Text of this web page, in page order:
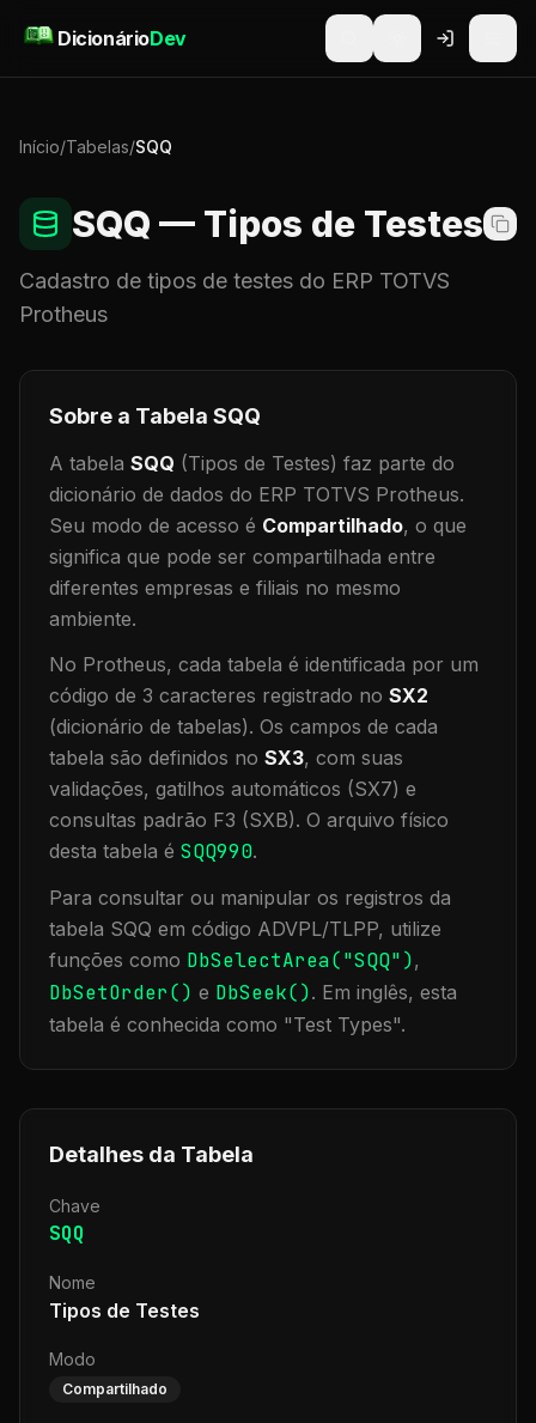
DicionárioDev
Início/Tabelas/SQQ
SQQ — Tipos de Testes
Cadastro de tipos de testes do ERP TOTVS
Protheus
Sobre a Tabela SQQ
A tabela SQQ (Tipos de Testes) faz parte do
dicionário de dados do ERP TOTVS Protheus.
Seu modo de acesso é Compartilhado, o que
significa que pode ser compartilhada entre
diferentes empresas e filiais no mesmo
ambiente.
No Protheus, cada tabela é identificada por um
código de 3 caracteres registrado no SX2
(dicionário de tabelas). Os campos de cada
tabela são definidos no SX3, com suas
validações, gatilhos automáticos (SX7) e
consultas padrão F3 (SXB). O arquivo físico
desta tabela é SQQ990.
Para consultar ou manipular os registros da
tabela SQQ em código ADVPL/TLPP, utilize
funções como DbSelectArea("SQQ"),
DbSetOrder() e DbSeek(). Em inglês, esta
tabela é conhecida como "Test Types".
Detalhes da Tabela
Chave
SQQ
Nome
Tipos de Testes
Modo
Compartilhado